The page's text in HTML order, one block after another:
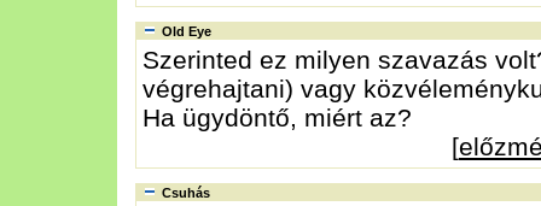
Old Eye
Szerinted ez milyen szavazás
végrehajtani) vagy
Ha ügydöntő, miért az?
[
Csuhás